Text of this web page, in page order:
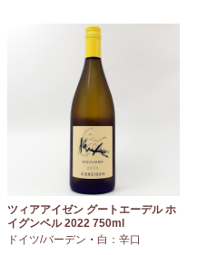
ツィアアイゼン グートエーデル ホ
イグンベル 2022 750ml
ドイツ/バーデン ・ 白：辛口